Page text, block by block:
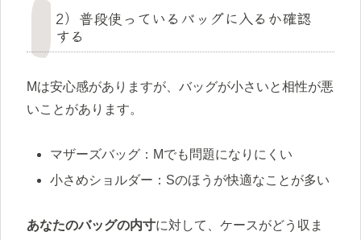
2）普段使っているバッグに入るか確認
する
Mは安心感がありますが、バッグが小さいと相性が悪
いことがあります。
マザーズバッグ：Mでも問題になりにくい
小さめショルダー：Sのほうが快適なことが多い
あなたのバッグの内寸に対して、ケースがどう収ま